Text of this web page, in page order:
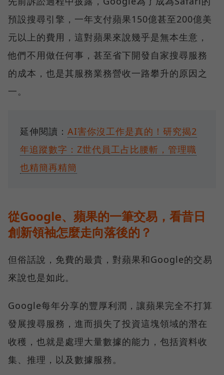
預設搜尋引擎，一年支付蘋果150億甚至200億美
元以上的費用，這對蘋果來說幾乎是無本生意，
他們不用做任何事，甚至省下開發自家搜尋服務
的成本，也是其服務業務營收一路攀升的原因之
一。
延伸閱讀： AI害你沒工作是真的！研究揭2
年追蹤數字：Z世代員工占比腰斬，管理職
也精簡再精簡
從Google、蘋果的一筆交易，看昔日
創新領袖怎麼走向落後的？
但俗話說，免費的最貴，對蘋果和Google的交易
來說也是如此。
Google每年分享的豐厚利潤，讓蘋果完全不打算
發展搜尋服務，進而損失了投資這塊領域的潛在
收穫，也就是處理大量數據的能力，包括資料收
集、推理，以及數據服務。